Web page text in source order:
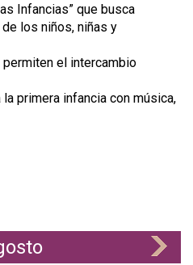
Infancias” que busca
los niños, niñas y
el intercambio
primera infancia con música,